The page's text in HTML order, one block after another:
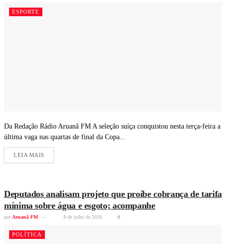
ESPORTE
Da Redação Rádio Aruanã FM A seleção suíça conquistou nesta terça-feira a
última vaga nas quartas de final da Copa...
LEIA MAIS
Deputados analisam projeto que proíbe cobrança de tarifa
mínima sobre água e esgoto; acompanhe
por Aruanã FM 8 de julho de 2026 0
POLÍTICA